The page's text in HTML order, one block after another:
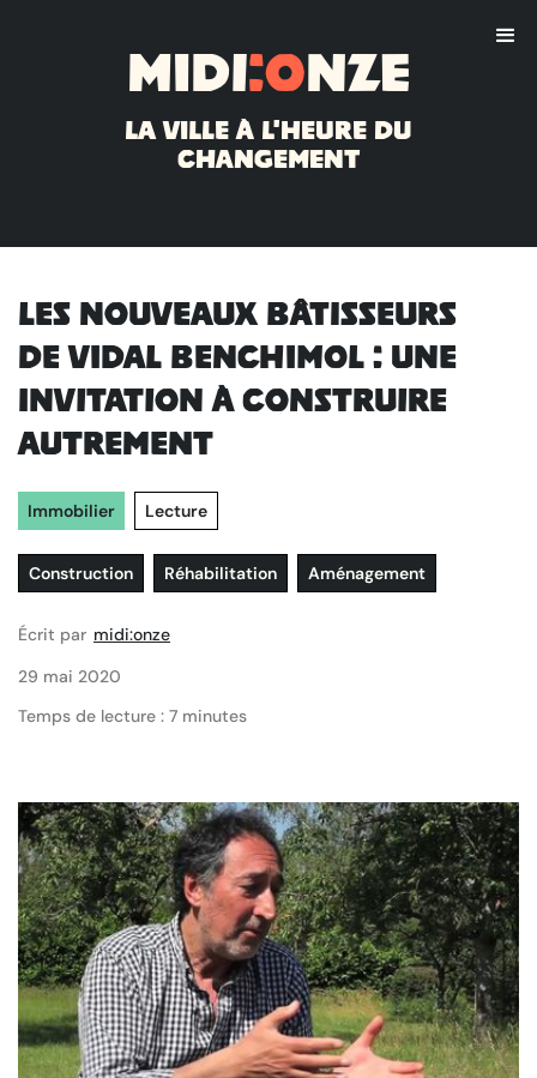
Midi:onze
La ville à l'heure du
changement
Les nouveaux bâtisseurs
de Vidal Benchimol : une
invitation à construire
autrement
Immobilier Lecture
Construction Réhabilitation Aménagement
Écrit par midi:onze
29 mai 2020
Temps de lecture : 7 minutes